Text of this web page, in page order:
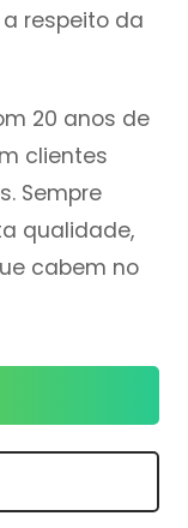
respeito da
20 anos de
clientes
Sempre
qualidade,
cabem no